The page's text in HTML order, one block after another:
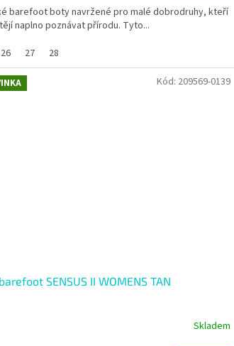
barefoot boty navržené pro malé dobrodruhy, kteří
naplno poznávat přírodu. Tyto...
26 27 28
SENSUS II WOMENS TAN
Skladem
Kód: 209569-0139